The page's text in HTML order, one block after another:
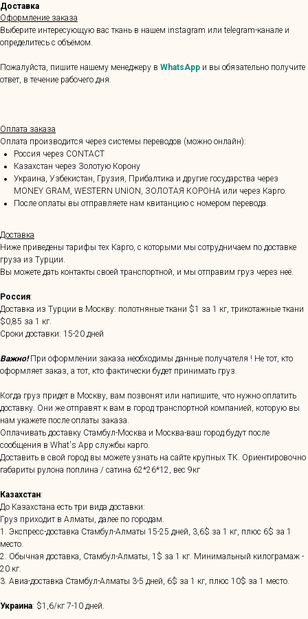
Доставка
Оформление заказа
Выберите интересующую вас ткань в нашем instagram или telegram-канале и
определитесь с объёмом.
Пожалуйста, пишите нашему менеджеру в WhatsApp и вы обязательно получите
ответ, в течение рабочего дня.
Оплата заказа
Оплата производится через системы переводов (можно онлайн):
Россия через CONTACT
Казахстан через Золотую Корону
Украина, Узбекистан, Грузия, Прибалтика и другие государства через
MONEY GRAM, WESTERN UNİON, ЗОЛОТАЯ КОРОНА или через Карго.
После оплаты вы отправляете нам квитанцию с номером перевода.
Доставка
Ниже приведены тарифы тех Карго, с которыми мы сотрудничаем по доставке
груза из Турции.
Вы можете дать контакты своей транспортной, и мы отправим груз через неё.
Россия:
Доставка из Турции в Москву: полотняные ткани $1 за 1 кг, трикотажные ткани
$0,85 за 1 кг.
Сроки доставки: 15-20 дней
Важно!При оформлении заказа необходимы данные получателя ! Не тот, кто
оформляет заказ, а тот, кто фактически будет принимать груз.
Когда груз придет в Москву, вам позвонят или напишите, что нужно оплатить
доставку. Они же отправят к вам в город транспортной компанией, которую вы
нам укажете после оплаты заказа.
Оплачивать доставку Стамбул-Москва и Москва-ваш город будут после
сообщения в What's App службы карго.
Доставить в свой город вы можете узнать на сайте крупных ТК. Ориентировочно
габариты рулона поплина / сатина 62*26*12, вес 9кг
Казахстан:
До Казахстана есть три вида доставки:
Груз приходит в Алматы, далее по городам.
1. Экспресс-доставка Стамбул-Алматы 15-25 дней, 3,6$ за 1 кг, плюс 6$ за 1
место.
2. Обычная доставка, Стамбул-Алматы, 1$ за 1 кг. Минимальный килограмаж -
20 кг.
3. Авиа-доставка Стамбул-Алматы 3-5 дней, 6$ за 1 кг, плюс 10$ за 1 место.
Украина: $1,6/кг 7-10 дней.